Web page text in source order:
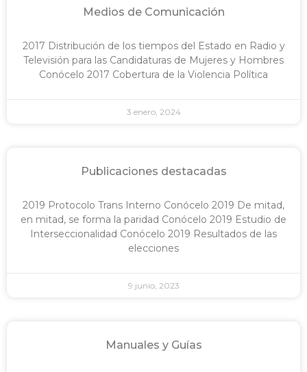
Medios de Comunicación
2017 Distribución de los tiempos del Estado en Radio y
Televisión para las Candidaturas de Mujeres y Hombres
Conócelo 2017 Cobertura de la Violencia Política
3 enero, 2024
Publicaciones destacadas
2019 Protocolo Trans Interno Conócelo 2019 De mitad,
en mitad, se forma la paridad Conócelo 2019 Estudio de
Interseccionalidad Conócelo 2019 Resultados de las
elecciones
9 junio, 2023
Manuales y Guías